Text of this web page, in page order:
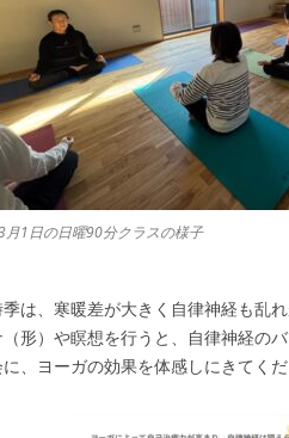
月1日の日曜90分クラスの様子
は、寒暖差が大きく自律神経も乱れ
形）や瞑想を行うと、自律神経の
、ヨーガの効果を体感しにきてくだ